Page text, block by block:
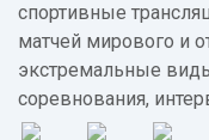
спортивные
матчей мирового и
экстремальные
соревнования,